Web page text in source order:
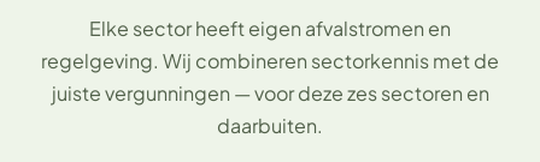
Elke sector heeft eigen afvalstromen en
regelgeving. Wij combineren sectorkennis met de
juiste vergunningen — voor deze zes sectoren en
daarbuiten.